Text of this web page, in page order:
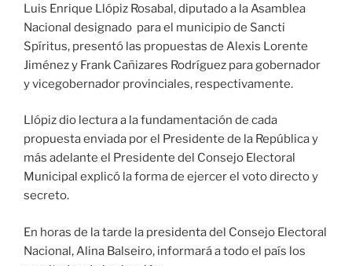
Luis Enrique Llópiz Rosabal, diputado a la Asamblea
Nacional designado para el municipio de Sancti
Spíritus, presentó las propuestas de Alexis Lorente
Jiménez y Frank Cañizares Rodríguez para gobernador
y vicegobernador provinciales, respectivamente.
Llópiz dio lectura a la fundamentación de cada
propuesta enviada por el Presidente de la República y
más adelante el Presidente del Consejo Electoral
Municipal explicó la forma de ejercer el voto directo y
secreto.
En horas de la tarde la presidenta del Consejo Electoral
Nacional, Alina Balseiro, informará a todo el país los